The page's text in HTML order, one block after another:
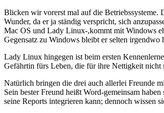
Blicken wir vorerst mal auf die Betriebssysteme.
Wunder, da er ja ständig verspricht, sich
Mac OS und Lady Linux-,kommt mit Windows
Gegensatz zu Windows bleibt er selten
Lady Linux hingegen ist beim ersten
Gefährtin fürs Leben, die für ihre Nettigkeit nicht
Natürlich bringen die drei auch allerlei Freunde
Sein bester Freund heißt Word-gemeinsam
seine Reports integrieren kann; dennoch wissen